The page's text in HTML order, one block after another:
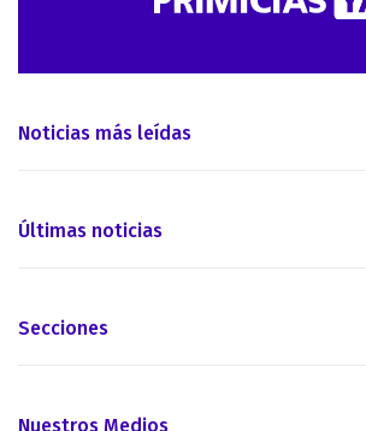
Noticias más leídas
Últimas noticias
Secciones
Nuestros Medios